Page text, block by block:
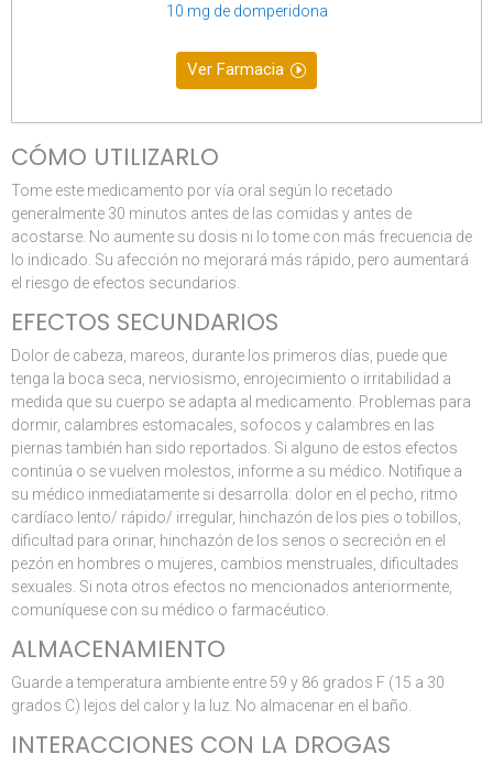
10 mg de domperidona
Ver Farmacia
CÓMO UTILIZARLO
Tome este medicamento por vía oral según lo recetado
generalmente 30 minutos antes de las comidas y antes de
acostarse. No aumente su dosis ni lo tome con más frecuencia de
lo indicado. Su afección no mejorará más rápido, pero aumentará
el riesgo de efectos secundarios.
EFECTOS SECUNDARIOS
Dolor de cabeza, mareos, durante los primeros días, puede que
tenga la boca seca, nerviosismo, enrojecimiento o irritabilidad a
medida que su cuerpo se adapta al medicamento. Problemas para
dormir, calambres estomacales, sofocos y calambres en las
piernas también han sido reportados. Si alguno de estos efectos
continúa o se vuelven molestos, informe a su médico. Notifique a
su médico inmediatamente si desarrolla: dolor en el pecho, ritmo
cardíaco lento/ rápido/ irregular, hinchazón de los pies o tobillos,
dificultad para orinar, hinchazón de los senos o secreción en el
pezón en hombres o mujeres, cambios menstruales, dificultades
sexuales. Si nota otros efectos no mencionados anteriormente,
comuníquese con su médico o farmacéutico.
ALMACENAMIENTO
Guarde a temperatura ambiente entre 59 y 86 grados F (15 a 30
grados C) lejos del calor y la luz. No almacenar en el baño.
INTERACCIONES CON LA DROGAS